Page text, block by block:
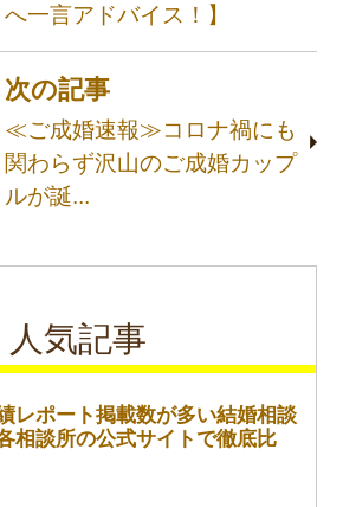
人気記事
レポート掲載数が多い結婚相談
相談所の公式サイトで徹底比
へ一言アドバイス！】
次の記事
≪ご成婚速報≫コロナ禍にも
関わらず沢山のご成婚カップ
ルが誕...